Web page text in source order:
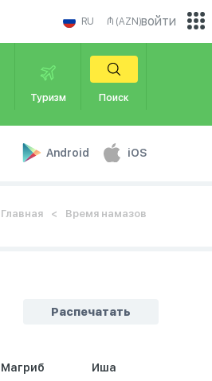
RU ₼ (AZN)
Туризм Поиск
Android iOS
войти
Главная Время намазов
Распечатать
Магриб Иша